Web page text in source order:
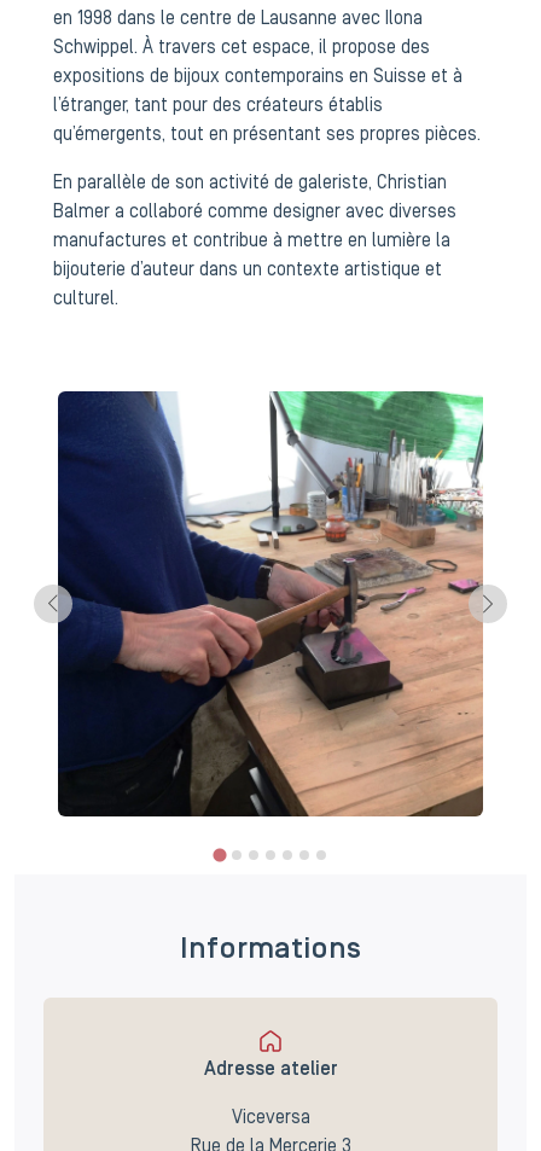
en 1998 dans le centre de Lausanne avec Ilona
Schwippel. À travers cet espace, il propose des
expositions de bijoux contemporains en Suisse et à
l’étranger, tant pour des créateurs établis
qu’émergents, tout en présentant ses propres pièces.
En parallèle de son activité de galeriste, Christian
Balmer a collaboré comme designer avec diverses
manufactures et contribue à mettre en lumière la
bijouterie d’auteur dans un contexte artistique et
culturel.
Informations
Adresse atelier
Viceversa
Rue de la Mercerie 3